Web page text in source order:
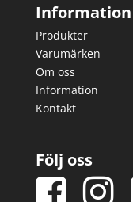
Information
Produkter
Varumärken
Om oss
Information
Kontakt
Följ oss